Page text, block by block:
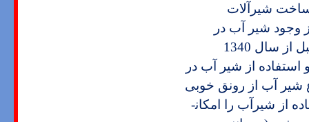
ساخت شیرآلات
وجود شیر آب در
دوران باستان و یا نام و نشانی از سازندگان شیر آب در یکی دو سده قبل از سال 1340
از شیر آب در
شیر آب از رونق خوبی
از شیرآب را امکان­